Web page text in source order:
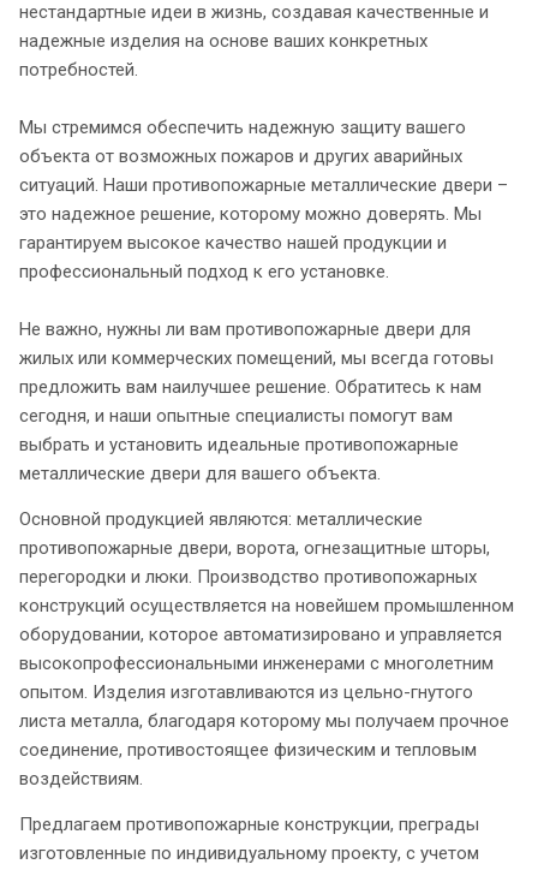
нестандартные идеи в жизнь, создавая качественные и
надежные изделия на основе ваших конкретных
потребностей.
Мы стремимся обеспечить надежную защиту вашего
объекта от возможных пожаров и других аварийных
ситуаций. Наши противопожарные металлические двери –
это надежное решение, которому можно доверять. Мы
гарантируем высокое качество нашей продукции и
профессиональный подход к его установке.
Не важно, нужны ли вам противопожарные двери для
жилых или коммерческих помещений, мы всегда готовы
предложить вам наилучшее решение. Обратитесь к нам
сегодня, и наши опытные специалисты помогут вам
выбрать и установить идеальные противопожарные
металлические двери для вашего объекта.
Основной продукцией являются: металлические
противопожарные двери, ворота, огнезащитные шторы,
перегородки и люки. Производство противопожарных
конструкций осуществляется на новейшем промышленном
оборудовании, которое автоматизировано и управляется
высокопрофессиональными инженерами с многолетним
опытом. Изделия изготавливаются из цельно-гнутого
листа металла, благодаря которому мы получаем прочное
соединение, противостоящее физическим и тепловым
воздействиям.
Предлагаем противопожарные конструкции, преграды
изготовленные по индивидуальному проекту, с учетом